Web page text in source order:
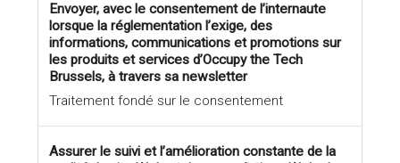
Envoyer, avec le consentement de l’internaute
lorsque la réglementation l’exige, des
informations, communications et promotions sur
les produits et services d’Occupy the Tech
Brussels, à travers sa newsletter
Traitement fondé sur le consentement
Assurer le suivi et l’amélioration constante de la